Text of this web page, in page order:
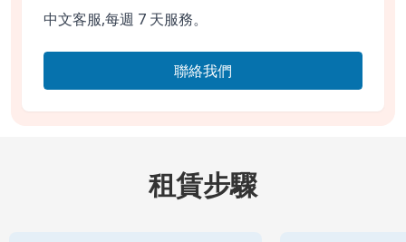
中文客服,每週 7 天服務。
聯絡我們
租賃步驟